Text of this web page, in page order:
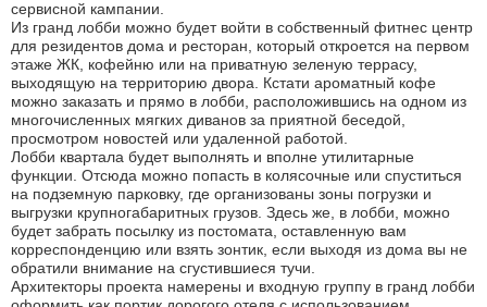
сервисной кампании.
Из гранд лобби можно будет войти в собственный фитнес центр
для резидентов дома и ресторан, который откроется на первом
этаже ЖК, кофейню или на приватную зеленую террасу,
выходящую на территорию двора. Кстати ароматный кофе
можно заказать и прямо в лобби, расположившись на одном из
многочисленных мягких диванов за приятной беседой,
просмотром новостей или удаленной работой.
Лобби квартала будет выполнять и вполне утилитарные
функции. Отсюда можно попасть в колясочные или спуститься
на подземную парковку, где организованы зоны погрузки и
выгрузки крупногабаритных грузов. Здесь же, в лобби, можно
будет забрать посылку из постомата, оставленную вам
корреспонденцию или взять зонтик, если выходя из дома вы не
обратили внимание на сгустившиеся тучи.
Архитекторы проекта намерены и входную группу в гранд лобби